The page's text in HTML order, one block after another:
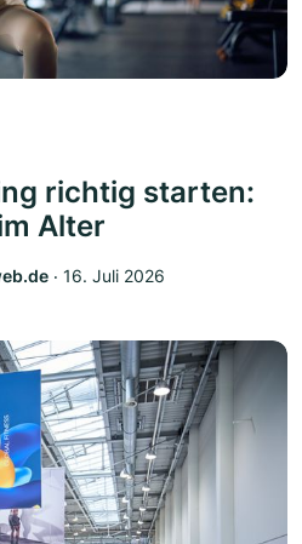
richtig starten:
Alter
‧ 16. Juli 2026